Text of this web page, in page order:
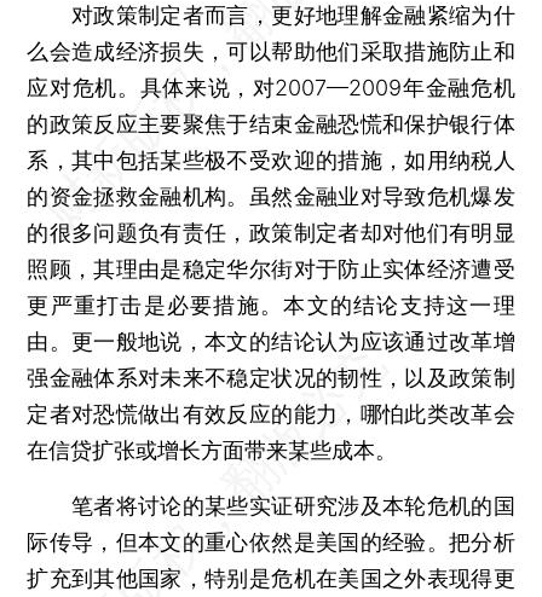
对政策制定者而言，更好地理解金融紧缩为什
么会造成经济损失，可以帮助他们采取措施防止和
应对危机。具体来说，对2007—2009年金融危机
的政策反应主要聚焦于结束金融恐慌和保护银行体
系，其中包括某些极不受欢迎的措施，如用纳税人
的资金拯救金融机构。虽然金融业对导致危机爆发
的很多问题负有责任，政策制定者却对他们有明显
照顾，其理由是稳定华尔街对于防止实体经济遭受
更严重打击是必要措施。本文的结论支持这一理
由。更一般地说，本文的结论认为应该通过改革增
强金融体系对未来不稳定状况的韧性，以及政策制
定者对恐慌做出有效反应的能力，哪怕此类改革会
在信贷扩张或增长方面带来某些成本。
笔者将讨论的某些实证研究涉及本轮危机的国
际传导，但本文的重心依然是美国的经验。把分析
扩充到其他国家，特别是危机在美国之外表现得更